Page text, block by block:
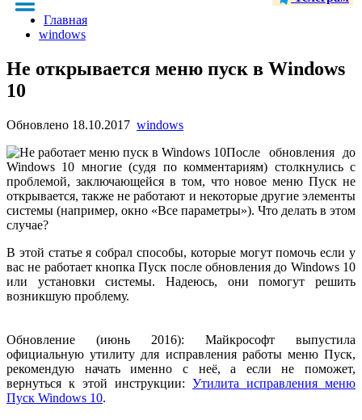
Главная
windows
Не открывается меню пуск в Windows
10
Обновлено 18.10.2017 windows
После обновления до
Windows 10 многие (судя по комментариям) столкнулись с
проблемой, заключающейся в том, что новое меню Пуск не
открывается, также не работают и некоторые другие элементы
системы (например, окно «Все параметры»). Что делать в этом
случае?
В этой статье я собрал способы, которые могут помочь если у
вас не работает кнопка Пуск после обновления до Windows 10
или установки системы. Надеюсь, они помогут решить
возникшую проблему.
Обновление (июнь 2016): Майкрософт выпустила
официальную утилиту для исправления работы меню Пуск,
рекомендую начать именно с неё, а если не поможет,
вернуться к этой инструкции: Утилита исправления меню
Пуск Windows 10.